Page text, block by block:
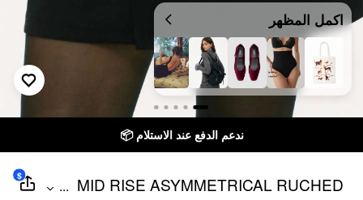
اكمل المظهر
ندعم الدفع عند الاستلام 📦
MID RISE ASYMMETRICAL RUCHED
...
$